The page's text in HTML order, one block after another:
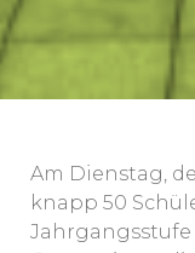
Am Dienstag,
knapp 50
Jahrgangsstufe